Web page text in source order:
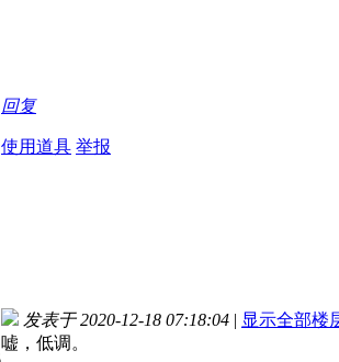
回复
使用道具 举报
发表于 2020-12-18 07:18:04 | 显示全部楼
嘘，低调。